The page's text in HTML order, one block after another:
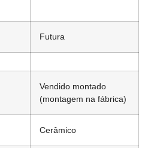
Futura
Vendido montado
(montagem na fábrica)
Cerâmico